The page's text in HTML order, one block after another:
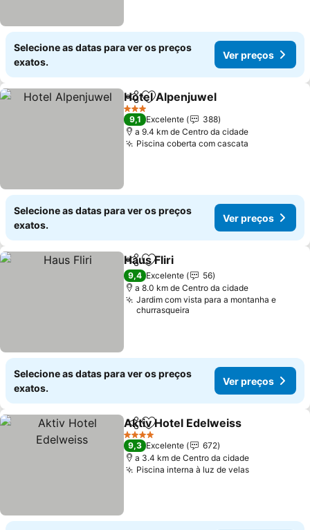
Selecione as datas para ver os preços
exatos.
Ver preços
PartilharAdicionar aos favoritos
Hotel Alpenjuwel
3 Estrelas
9,1 Excelente
388
a 9.4 km de Centro da cidade
Piscina coberta com cascata
Selecione as datas para ver os preços
exatos.
Ver preços
PartilharAdicionar aos favoritos
Haus Fliri
9,4 Excelente
56
a 8.0 km de Centro da cidade
Jardim com vista para a montanha e
churrasqueira
Selecione as datas para ver os preços
exatos.
Ver preços
PartilharAdicionar aos favoritos
Aktiv Hotel Edelweiss
4 Estrelas
9,3 Excelente
672
a 3.4 km de Centro da cidade
Piscina interna à luz de velas